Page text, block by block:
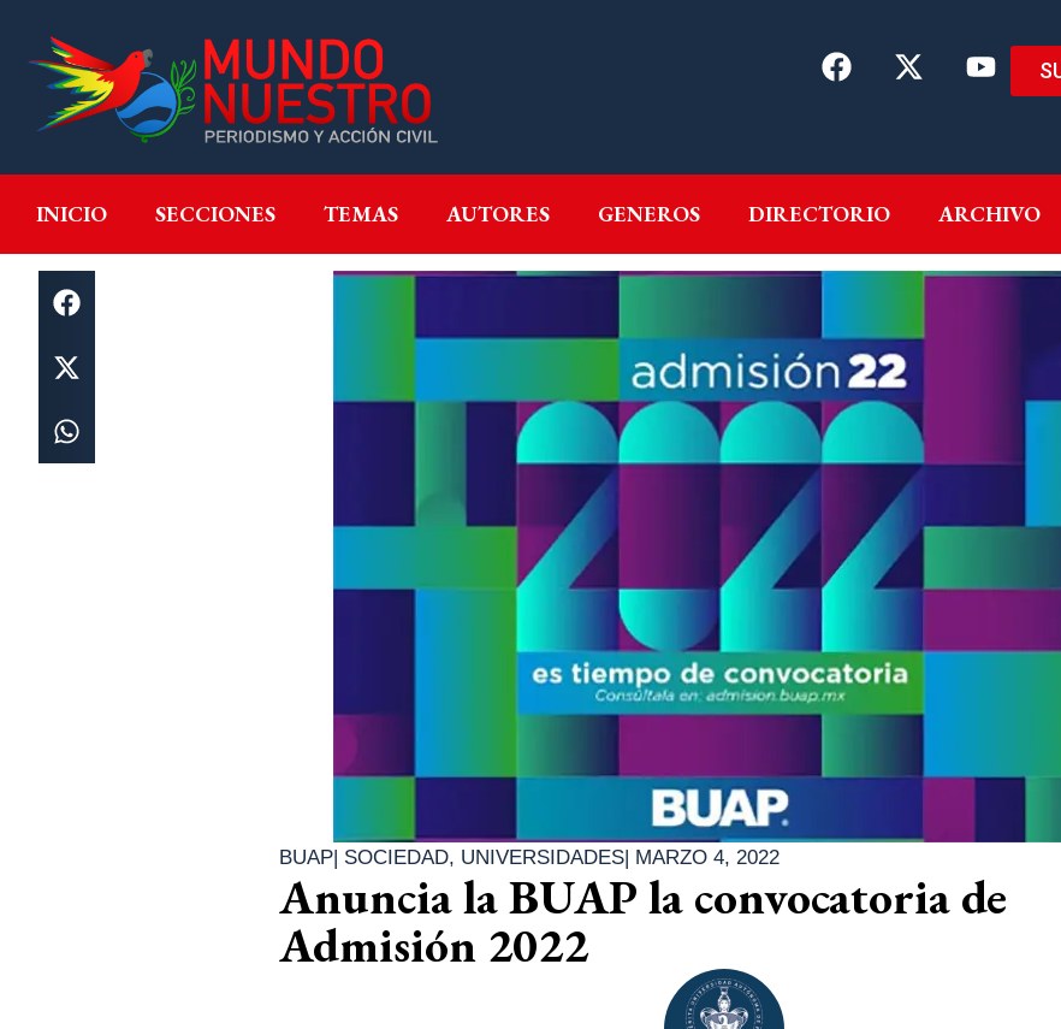
INICIO SECCIONES TEMAS AUTORES GENEROS DIRECTORIO ARCHIVO
INICIO SECCIONES GENEROS DIRECTORIO
BUAP| SOCIEDAD, UNIVERSIDADES| MARZO 4, 2022
Anuncia la BUAP la convocatoria de
Admisión 2022